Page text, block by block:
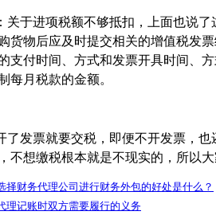
关于进项税额不够抵扣，上面也说
货物后应及时提交相关的增值税发
支付时间、方式和发票开具时间、
每月税款的金额。
了发票就要交税，即便不开发票，
不想缴税根本就是不现实的，所以
择财务代理公司进行财务外包的好处是什么？
理记账时双方需要履行的义务